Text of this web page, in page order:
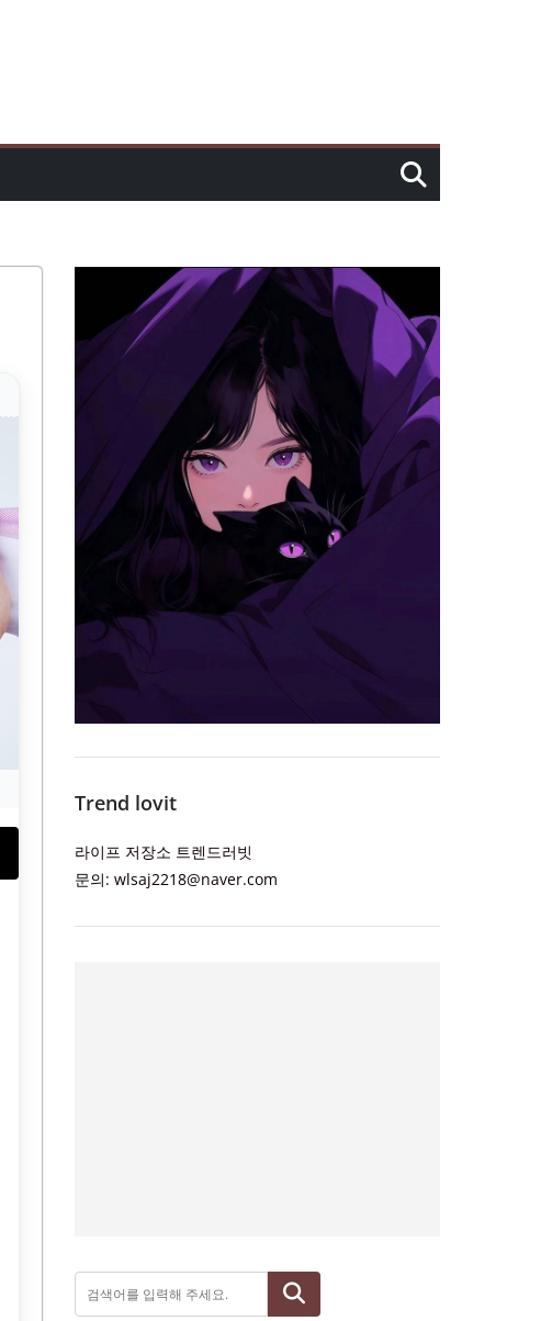
Trend lovit
라이프 저장소 트렌드러빗
문의: wlsaj2218@naver.com
검색